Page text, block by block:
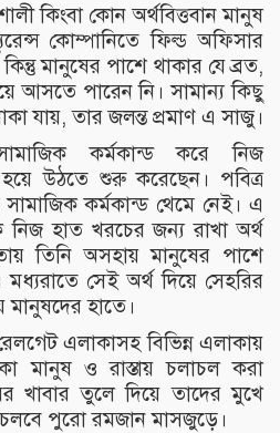
কিংবা কোন অর্থবিত্তবান মানুষ
কোম্পানিতে ফিল্ড অফিসার
মানুষের পাশে থাকার যে ব্রত,
আসতে পারেন নি। সামান্য কিছু
যায়, তার জলন্ত প্রমাণ এ সাজু।
কর্মকান্ড করে নিজ
হয়ে উঠতে শুরু করেছেন। পবিত্র
কর্মকান্ড থেমে নেই। এ
নিজ হাত খরচের জন্য রাখা অর্থ
তিনি অসহায় মানুষের পাশে
মধ্যরাতে সেই অর্থ দিয়ে সেহরির
মানুষদের হাতে।
এলাকাসহ বিভিন্ন এলাকায়
মানুষ ও রাস্তায় চলাচল করা
খাবার তুলে দিয়ে তাদের মুখে
চলবে পুরো রমজান মাসজুড়ে।